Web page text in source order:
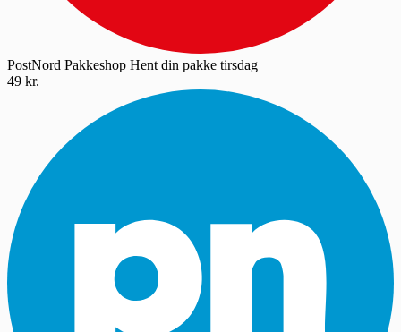
PostNord Pakkeshop Hent din pakke tirsdag
49 kr.